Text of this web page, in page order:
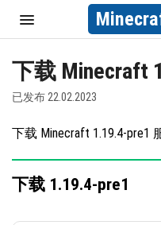
下载 Minecraft
已发布 22.02.2023
下载 Minecraft 1.19.4-pre1
下载 1.19.4-pre1